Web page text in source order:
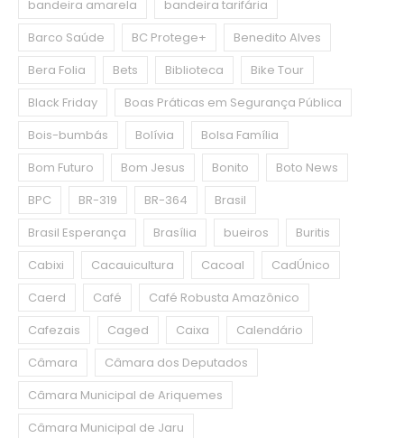
bandeira amarela
bandeira tarifária
Barco Saúde
BC Protege+
Benedito Alves
Bera Folia
Bets Biblioteca
Bike Tour
Black Friday
Boas Práticas em Segurança Pública
Bois-bumbás
Bolívia
Bolsa Família
Bom Futuro
Bom Jesus Bonito
Boto News
BPC
BR-319 BR-364
Brasil
Brasil Esperança
Brasília bueiros
Buritis
Cabixi
Cacauicultura Cacoal
CadÚnico
Caerd
Café
Café Robusta Amazônico
Cafezais
Caged Caixa
Calendário
Câmara
Câmara dos Deputados
Câmara Municipal de Ariquemes
Câmara Municipal de Jaru